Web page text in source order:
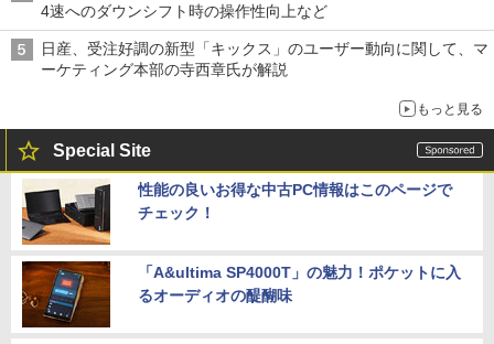
4速へのダウンシフト時の操作性向上など
日産、受注好調の新型「キックス」のユーザー動向に関して、マ
ーケティング本部の寺西章氏が解説
もっと見る
Special Site
性能の良いお得な中古PC情報はこのページで
チェック！
「A&ultima SP4000T」の魅力！ポケットに入
るオーディオの醍醐味